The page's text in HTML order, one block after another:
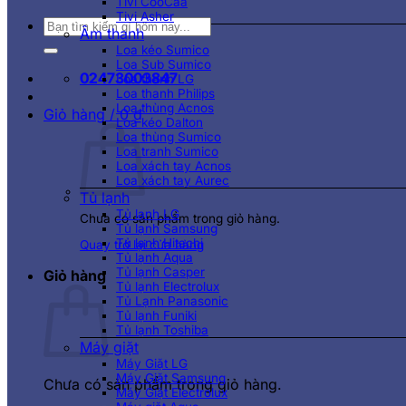
Tìm
kiếm:
02473003847
Giỏ hàng /0₫
Chưa có sản phẩm trong giỏ hàng.
Quay trở lại cửa hàng
Giỏ hàng
Chưa có sản phẩm trong giỏ hàng.
Tivi Asher
Âm thanh
Loa kéo Sumico
Loa Sub Sumico
Loa thanh LG
Loa thanh Philips
Loa thùng Acnos
Loa kéo Dalton
Loa thùng Sumico
Loa tranh Sumico
Loa xách tay Acnos
Loa xách tay Aurec
Tủ lạnh
Tủ lạnh LG
Tủ lạnh Samsung
Tủ lạnh Hitachi
Tủ lạnh Aqua
Tủ lạnh Casper
Tủ lạnh Electrolux
Tủ Lạnh Panasonic
Tủ lạnh Funiki
Tủ lạnh Toshiba
Máy giặt
Máy Giặt LG
Máy Giặt Samsung
Máy Giặt Electrolux